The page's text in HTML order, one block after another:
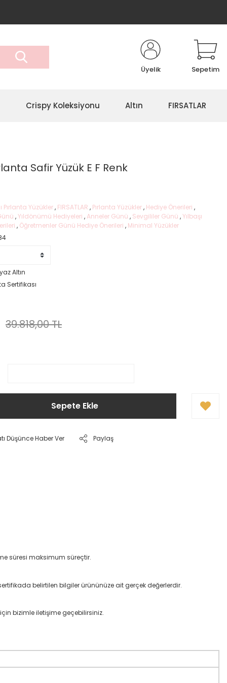
Üyelik Sepetim
Crispy Koleksiyonu Altın FIRSATLAR
Safir Yüzük E F Renk
Pırlanta Yüzükler, FIRSATLAR , Pırlanta Yüzükler, Hediye Önerileri ,
,Yıldönümü Hediyeleri,Anneler Günü , Sevgililer Günü ,Yılbaşı
, Öğretmenler Günü Hediye Önerileri , Minimal Yüzükler
Altın
Sertifikası
39.818,00 TL
Sepete Ekle
Düşünce Haber Ver Paylaş
süresi maksimum süreçtir.
belirtilen bilgiler ürününüze ait gerçek değerlerdir.
bizimle iletişime geçebilirsiniz.